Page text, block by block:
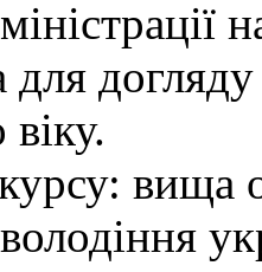
для
вища